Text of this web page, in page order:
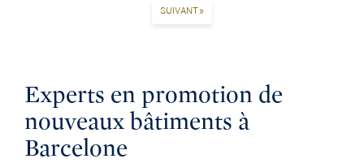
SUIVANT »
Experts en promotion de
nouveaux bâtiments à
Barcelone